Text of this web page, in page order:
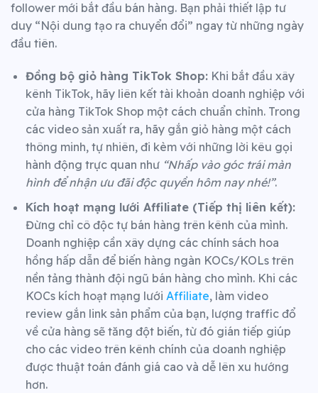
follower mới bắt đầu bán hàng. Bạn phải thiết lập tư
duy “Nội dung tạo ra chuyển đổi” ngay từ những ngày
đầu tiên.
Đồng bộ giỏ hàng TikTok Shop:Khi bắt đầu xây
kênh TikTok, hãy liên kết tài khoản doanh nghiệp với
cửa hàng TikTok Shop một cách chuẩn chỉnh. Trong
các video sản xuất ra, hãy gắn giỏ hàng một cách
thông minh, tự nhiên, đi kèm với những lời kêu gọi
hành động trực quan như “Nhấp vào góc trái màn
hình để nhận ưu đãi độc quyền hôm nay nhé!”.
Kích hoạt mạng lưới Affiliate (Tiếp thị liên kết):
Đừng chỉ cô độc tự bán hàng trên kênh của mình.
Doanh nghiệp cần xây dựng các chính sách hoa
hồng hấp dẫn để biến hàng ngàn KOCs/KOLs trên
nền tảng thành đội ngũ bán hàng cho mình. Khi các
KOCs kích hoạt mạng lưới Affiliate, làm video
review gắn link sản phẩm của bạn, lượng traffic đổ
về cửa hàng sẽ tăng đột biến, từ đó gián tiếp giúp
cho các video trên kênh chính của doanh nghiệp
được thuật toán đánh giá cao và dễ lên xu hướng
hơn.